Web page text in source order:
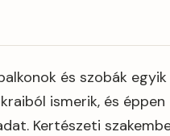
és szobák
ismerik, és
Kertészeti